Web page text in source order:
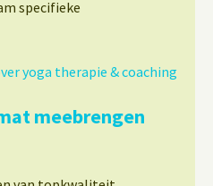
specifieke
yoga therapie & coaching
meebrengen